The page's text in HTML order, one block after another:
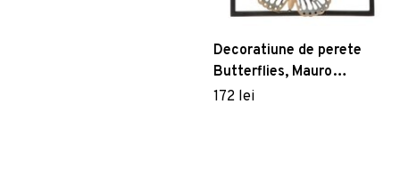
Decoratiune de perete
Butterflies, Mauro
Ferretti, 31x90 cm, fier,
172 lei